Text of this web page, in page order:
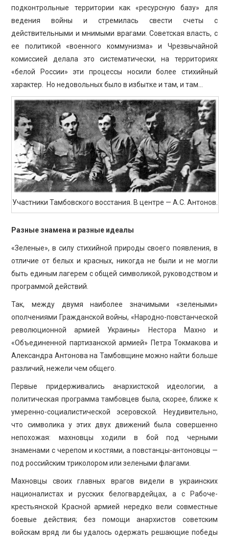
подконтрольные территории как «ресурсную базу» для
ведения войны и стремилась свести счеты с
действительными и мнимыми врагами. Советская власть, с
ее политикой «военного коммунизма» и Чрезвычайной
комиссией делала это систематически, на территориях
«белой России» эти процессы носили более стихийный
характер. Но недовольных было в избытке и там, и там…
Участники Тамбовского восстания. В центре — А.С. Антонов.
Разные знамена и разные идеалы
«Зеленые», в силу стихийной природы своего появления, в
отличие от белых и красных, никогда не были и не могли
быть единым лагерем с общей символикой, руководством и
программой действий.
Так, между двумя наиболее значимыми «зелеными»
ополчениями Гражданской войны, «Народно-повстанческой
революционной армией Украины» Нестора Махно и
«Объединенной партизанской армией» Петра Токмакова и
Александра Антонова на Тамбовщине можно найти больше
различий, нежели чем общего.
Первые придерживались анархистской идеологии, а
политическая программа тамбовцев была, скорее, ближе к
умеренно-социалистической эсеровской. Неудивительно,
что символика у этих двух движений была совершенно
непохожая: махновцы ходили в бой под черными
знаменами с черепом и костями, а повстанцы-антоновцы —
под российским триколором или зелеными флагами.
Махновцы своих главных врагов видели в украинских
националистах и русских белогвардейцах, а с Рабоче-
крестьянской Красной армией нередко вели совместные
боевые действия; без помощи анархистов советским
войскам вряд ли бы удалось одержать решающие победы